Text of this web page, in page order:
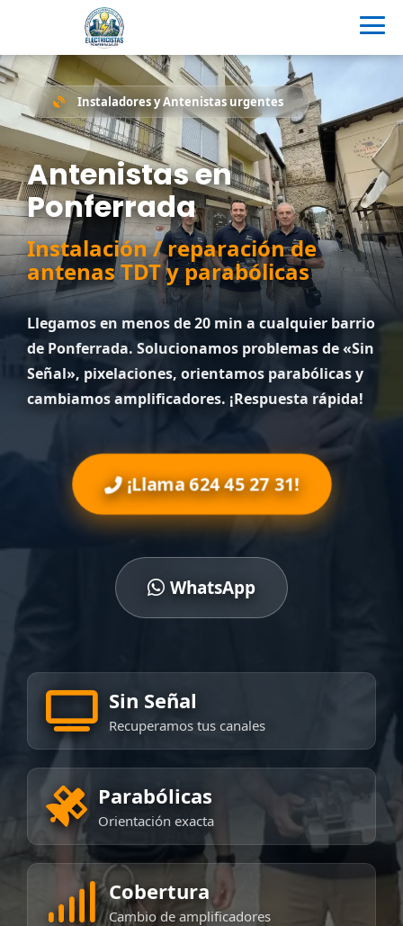
Instaladores y Antenistas urgentes
Antenistas en
Ponferrada
Instalación / reparación de
antenas TDT y parabólicas
Llegamos en menos de 20 min a cualquier barrio
de Ponferrada. Solucionamos problemas de «Sin
Señal», pixelaciones, orientamos parabólicas y
cambiamos amplificadores. ¡Respuesta rápida!
¡Llama 624 45 27 31!
WhatsApp
Sin Señal
Recuperamos tus canales
Parabólicas
Orientación exacta
Cobertura
Cambio de amplificadores